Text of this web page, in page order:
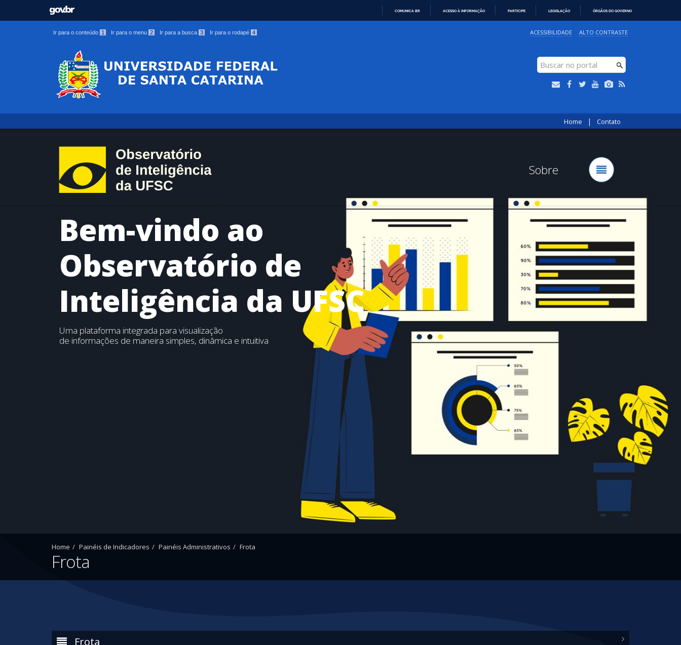
COMUNICA BR ACESSO À INFORMAÇÃO PARTICIPE LEGISLAÇÃO ÓRGÃOS DO GOVERNO
Ir para o conteúdo 1 Ir para o menu 2 Ir para a busca 3 Ir para o rodapé 4 ACESSIBILIDADE ALTO CONTRASTE
Home | Contato
Sobre
Bem-vindo ao
Observatório de
Inteligência da UFSC
Uma plataforma integrada para visualização
de informações de maneira simples, dinâmica e intuitiva
Home Painéis de Indicadores Painéis Administrativos Frota
Frota
Frota